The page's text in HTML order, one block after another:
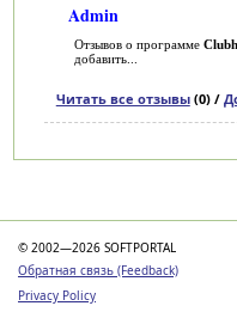
Admin
Отзывов о программе
добавить...
Читать все отзывы(0) /
© 2002—2026 SOFTPORTAL
Обратная связь (Feedback)
Privacy Policy